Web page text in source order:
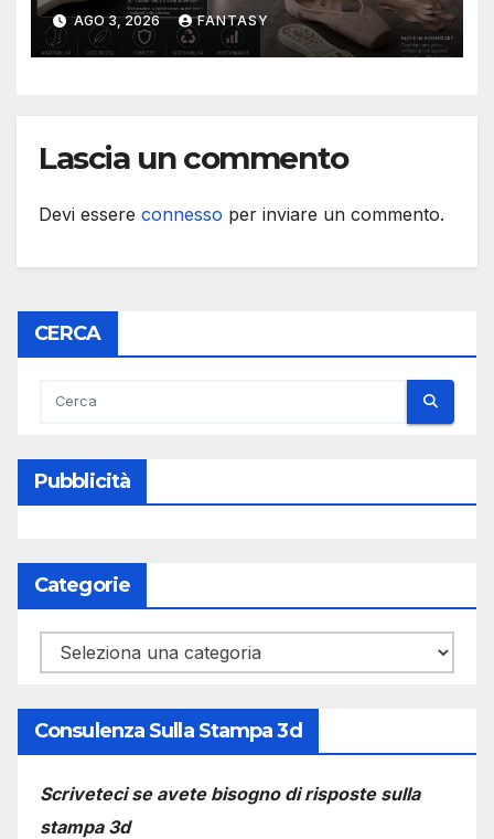
da punta modulare
progettata per durare cinque
volte di più
AGO 3, 2026 FANTASY
Lascia un commento
Devi essere connesso per inviare un commento.
CERCA
Pubblicità
Categorie
Categorie
Consulenza Sulla Stampa 3d
Scriveteci se avete bisogno di risposte sulla
stampa 3d